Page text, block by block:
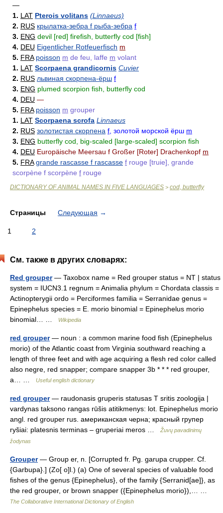
—
1. LAT Pterois volitans (Linnaeus)
2. RUS крылатка-зебра f рыба-зебра f
3. ENG devil [red] firefish, butterfly cod [fish]
4. DEU Eigentlicher Rotfeuerfisch m
5. FRA poisson m de feu, laffe m volant
1. LAT Scorpaena grandicornis Cuvier
2. RUS львиная скорпена-ёрш f
3. ENG plumed scorpion fish, butterfly cod
4. DEU —
5. FRA poisson m grouper
1. LAT Scorpaena scrofa Linnaeus
2. RUS золотистая скорпена f , золотой морской ёрш m
3. ENG butterfly cod, big-scaled [large-scaled] scorpion fish
4. DEU Europäische Meersau f Großer [Roter] Drachenkopf m
5. FRA grande rascasse f rascasse f rouge [truie], grande
scorpène f scorpène f rouge
DICTIONARY OF ANIMAL NAMES IN FIVE LANGUAGES > cod, butterfly
Страницы Следующая →
1 2
См. также в других словарях:
Red grouper— Taxobox name = Red grouper status = NT | status
system = IUCN3.1 regnum = Animalia phylum = Chordata classis =
Actinopterygii ordo = Perciformes familia = Serranidae genus =
Epinephelus species = E. morio binomial = Epinephelus morio
binomial… …
Wikipedia
red grouper— noun : a common marine food fish (Epinephelus
morio) of the Atlantic coast from Virginia southward reaching a
length of three feet and with age acquiring a flesh red color called
also negre, red snapper; compare snapper 3b * * * red grouper,
a… …
Useful english dictionary
red grouper— raudonasis gruperis statusas T sritis zoologija |
vardynas taksono rangas rūšis atitikmenys: lot. Epinephelus morio
angl. red grouper rus. американская черна; красный групер
ryšiai: platesnis terminas – gruperiai meros …
Žuvų pavadinimų
žodynas
Grouper— Group er, n. [Corrupted fr. Pg. garupa crupper. Cf.
{Garbupa}.] (Zo[ o]l.) (a) One of several species of valuable food
fishes of the genus {Epinephelus}, of the family {Serranid[ae]}, as
the red grouper, or brown snapper ({Epinephelus morio}),… …
The Collaborative International Dictionary of English